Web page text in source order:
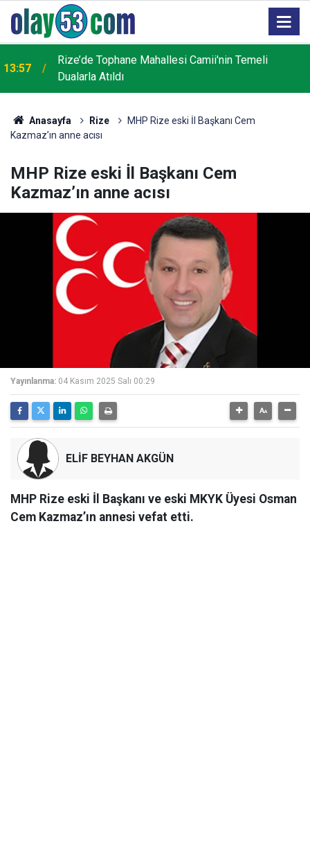
13:57
Rize’de Tophane Mahallesi Camii'nin Temeli
Dualarla Atıldı
Anasayfa Rize
MHP Rize eski İl Başkanı Cem
Kazmaz’ın anne acısı
MHP Rize eski İl Başkanı Cem
Kazmaz’ın anne acısı
Yayınlanma: 04 Kasım 2025 Salı 00:29
ELİF BEYHAN AKGÜN
MHP Rize eski İl Başkanı ve eski MKYK Üyesi Osman
Cem Kazmaz’ın annesi vefat etti.